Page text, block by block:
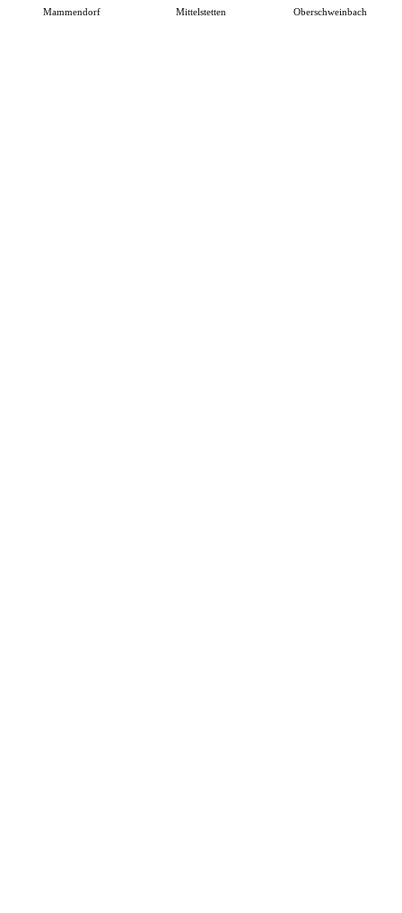
Mammendorf Mittelstetten Oberschweinbach